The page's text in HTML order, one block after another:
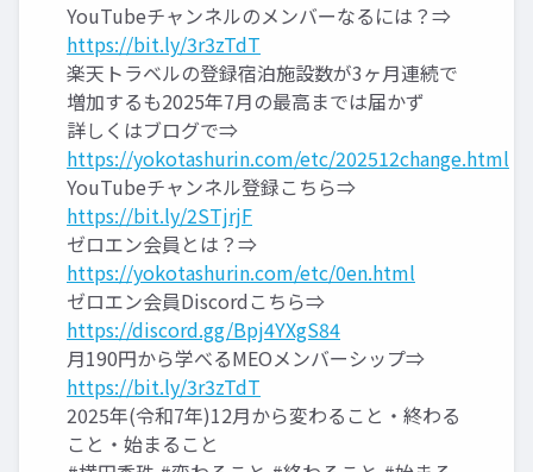
YouTubeチャンネルのメンバーなるには？⇒
https://bit.ly/3r3zTdT
楽天トラベルの登録宿泊施設数が3ヶ月連続で
増加するも2025年7月の最高までは届かず
詳しくはブログで⇒
https://yokotashurin.com/etc/202512change.html
YouTubeチャンネル登録こちら⇒
https://bit.ly/2STjrjF
ゼロエン会員とは？⇒
https://yokotashurin.com/etc/0en.html
ゼロエン会員Discordこちら⇒
https://discord.gg/Bpj4YXgS84
月190円から学べるMEOメンバーシップ⇒
https://bit.ly/3r3zTdT
2025年(令和7年)12月から変わること・終わる
こと・始まること